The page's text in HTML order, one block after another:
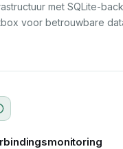
met SQLite-
voor betrouwbare